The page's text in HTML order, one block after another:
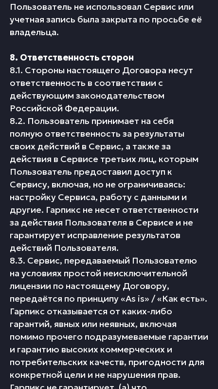
Пользователь не использовал Сервис или
учетная запись была закрыта по просьбе её
владельца.
8. Ответственность сторон
8.1. Стороны настоящего Договора несут
ответственность в соответствии с
действующим законодательством
Российской Федерации.
8.2. Пользователь принимает на себя
полную ответственность за результаты
своих действий в Сервис, а также за
действия в Сервисе третьих лиц, которым
Пользователь предоставил доступ к
Сервису, включая, но не ограничиваясь:
настройку Сервиса, работу с данными и
другие. Гарпикс не несет ответственности
за действия Пользователя в Сервисе и не
гарантирует исправление результатов
действий Пользователя.
8.3. Сервис, передаваемый Пользователю
на условиях простой неисключительной
лицензии по настоящему Договору,
передаётся по принципу «As is» / «Как есть».
Гарпикс отказывается от каких-либо
гарантий, явных или неявных, включая
помимо прочего подразумеваемые гарантии
и гарантию высоких коммерческих и
потребительских качеств, пригодности для
конкретной цели и не нарушения прав.